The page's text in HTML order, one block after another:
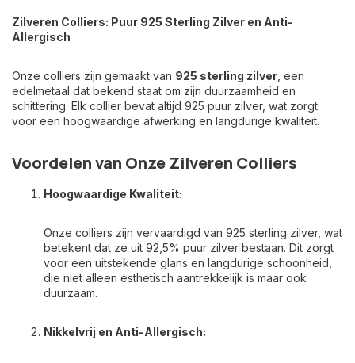
Zilveren Colliers: Puur 925 Sterling Zilver en Anti-
Allergisch
Onze colliers zijn gemaakt van 925 sterling zilver , een
edelmetaal dat bekend staat om zijn duurzaamheid en
schittering. Elk collier bevat altijd 925 puur zilver, wat zorgt
voor een hoogwaardige afwerking en langdurige kwaliteit.
Voordelen van Onze Zilveren Colliers
Hoogwaardige Kwaliteit:
Onze colliers zijn vervaardigd van 925 sterling zilver, wat
betekent dat ze uit 92,5% puur zilver bestaan. Dit zorgt
voor een uitstekende glans en langdurige schoonheid,
die niet alleen esthetisch aantrekkelijk is maar ook
duurzaam.
Nikkelvrij en Anti-Allergisch: